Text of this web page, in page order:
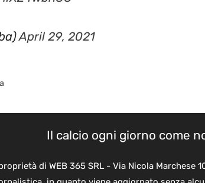
April 29, 2021
Il calcio ogni giorno come
di WEB 365 SRL - Via Nicola Marchese
in quanto viene aggiornato senza